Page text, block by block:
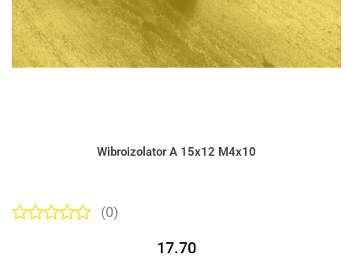
Wibroizolator A 15x12 M4x10
(0)
17.70